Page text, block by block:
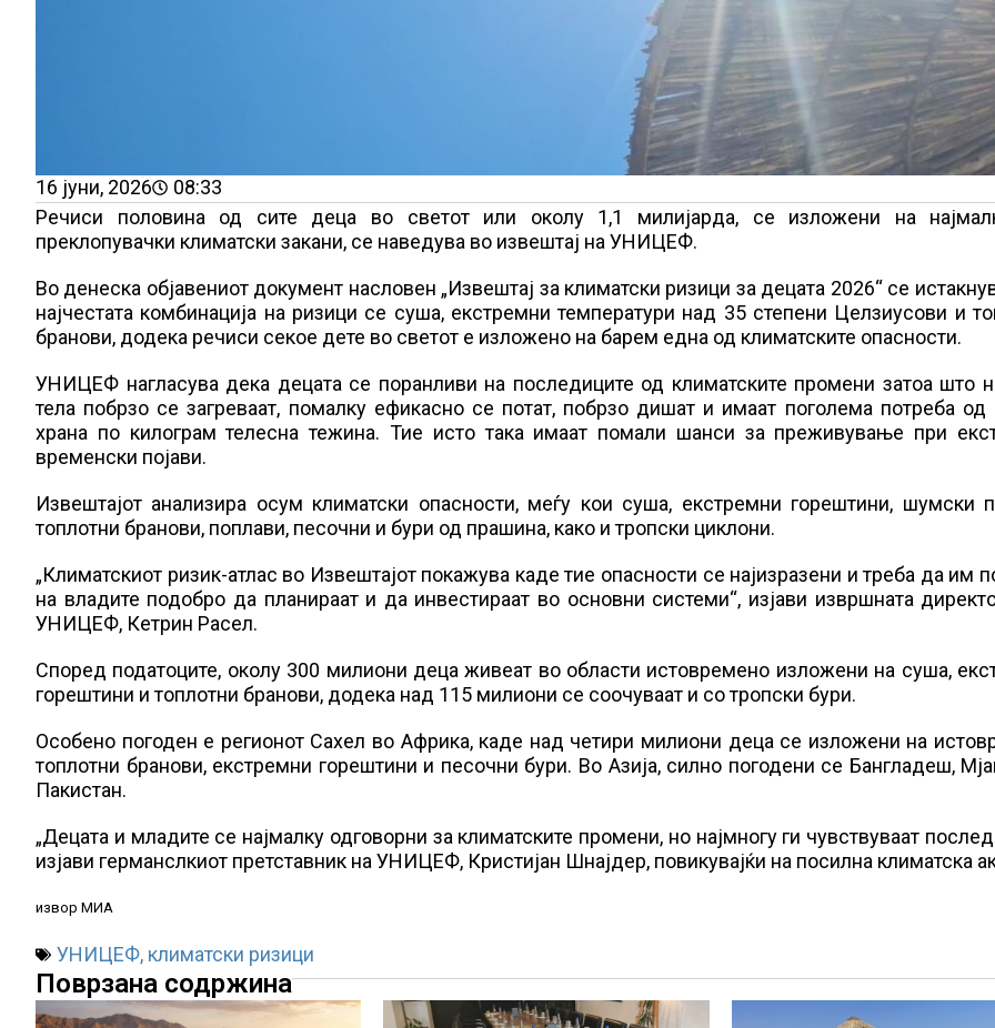
16 јуни, 2026
08:33
Речиси половина од сите деца во светот или околу 1,1 милијарда, се изложени на
преклопувачки климатски закани, се наведува во извештај на УНИЦЕФ.
Во денеска објавениот документ насловен „Извештај за климатски ризици за децата 2026“ се
најчестата комбинација на ризици се суша, екстремни температури над 35 степени Целзиусови и
бранови, додека речиси секое дете во светот е изложено на барем една од климатските опасности.
УНИЦЕФ нагласува дека децата се поранливи на последиците од климатските промени затоа што
тела побрзо се загреваат, помалку ефикасно се потат, побрзо дишат и имаат поголема потреба од
храна по килограм телесна тежина. Тие исто така имаат помали шанси за преживување при
временски појави.
Извештајот анализира осум климатски опасности, меѓу кои суша, екстремни горештини, шумски
топлотни бранови, поплави, песочни и бури од прашина, како и тропски циклони.
„Климатскиот ризик-атлас во Извештајот покажува каде тие опасности се најизразени и треба да им
на владите подобро да планираат и да инвестираат во основни системи“, изјави извршната
УНИЦЕФ, Кетрин Расел.
Според податоците, околу 300 милиони деца живеат во области истовремено изложени на суша,
горештини и топлотни бранови, додека над 115 милиони се соочуваат и со тропски бури.
Особено погоден е регионот Сахел во Африка, каде над четири милиони деца се изложени на
топлотни бранови, екстремни горештини и песочни бури. Во Азија, силно погодени се Бангладеш,
Пакистан.
„Децата и младите се најмалку одговорни за климатските промени, но најмногу ги чувствуваат
изјави германслкиот претставник на УНИЦЕФ, Кристијан Шнајдер, повикувајќи на посилна климатска
извор МИА
УНИЦЕФ, климатски ризици
Поврзана содржина